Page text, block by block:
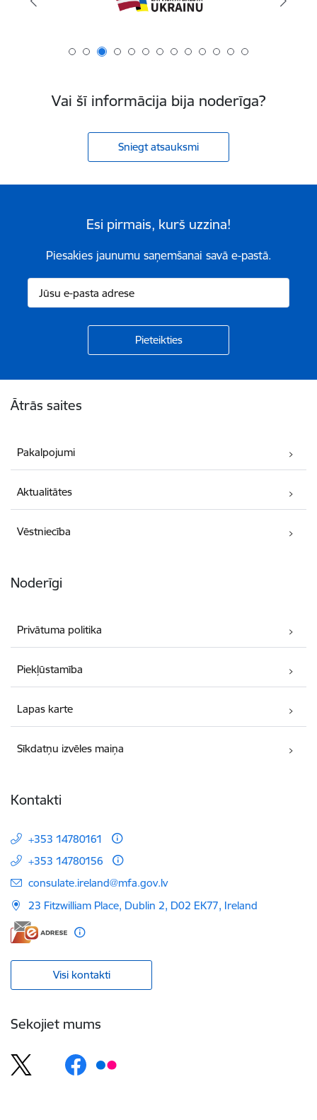
Vai šī informācija bija noderīga?
Sniegt atsauksmi
Esi pirmais, kurš uzzina!
Piesakies jaunumu saņemšanai savā e-pastā.
Ātrās saites
Pakalpojumi
Aktualitātes
Vēstniecība
Noderīgi
Privātuma politika
Piekļūstamība
Lapas karte
Sīkdatņu izvēles maiņa
Kontakti
+353 14780161
+353 14780156
E-pasts:
consulate.ireland@mfa.gov.lv
23 Fitzwilliam Place, Dublin 2, D02 EK77, Ireland
Visi kontakti
Sekojiet mums